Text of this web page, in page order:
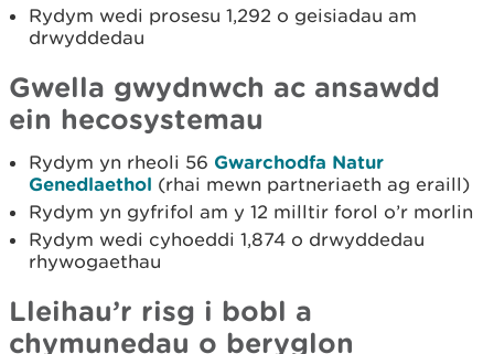
Rydym wedi prosesu 1,292 o geisiadau am
drwyddedau
Gwella gwydnwch ac ansawdd
ein hecosystemau
Rydym yn rheoli 56 Gwarchodfa Natur
Genedlaethol (rhai mewn partneriaeth ag eraill)
Rydym yn gyfrifol am y 12 milltir forol o’r morlin
Rydym wedi cyhoeddi 1,874 o drwyddedau
rhywogaethau
Lleihau’r risg i bobl a
chymunedau o beryglon